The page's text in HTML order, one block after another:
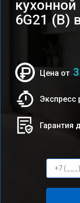
6G21 (B)
Цена от
Экспресс
Гарантия